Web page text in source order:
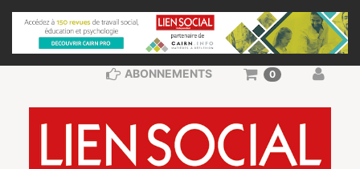
ABONNEMENTS 0